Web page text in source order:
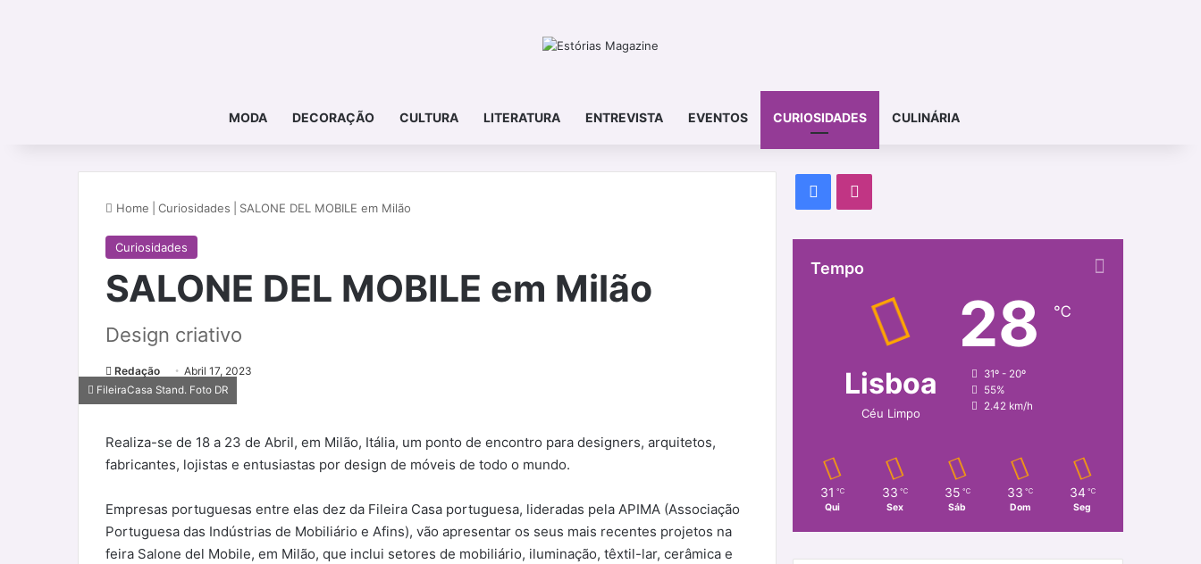
MODA DECORAÇÃO CULTURA LITERATURA ENTREVISTA EVENTOS CURIOSIDADES CULINÁRIA
Home Curiosidades SALONE DEL MOBILE em Milão
Curiosidades
SALONE DEL MOBILE em Milão
Design criativo
Redação Abril 17, 2023
FileiraCasa Stand. Foto DR
Realiza-se de 18 a 23 de Abril, em Milão, Itália, um ponto de encontro para designers, arquitetos,
fabricantes, lojistas e entusiastas por design de móveis de todo o mundo.
Empresas portuguesas entre elas dez da Fileira Casa portuguesa, lideradas pela APIMA (Associação
Portuguesa das Indústrias de Mobiliário e Afins), vão apresentar os seus mais recentes projetos na
feira Salone del Mobile, em Milão, que inclui setores de mobiliário, iluminação, têxtil-lar, cerâmica e
Facebook
Tempo
Lisboa
Céu Limpo
28 ℃
31º - 20º
55%
2.42 km/h
31 ℃
Qui
33 ℃
Sex
35 ℃
Sáb
33 ℃
Dom
34 ℃
Seg